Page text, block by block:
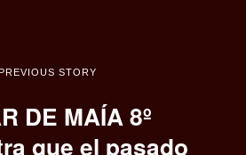
STORY
DE MAÍA 8º
que el pasado